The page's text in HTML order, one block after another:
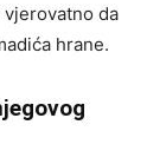
da
hrane.